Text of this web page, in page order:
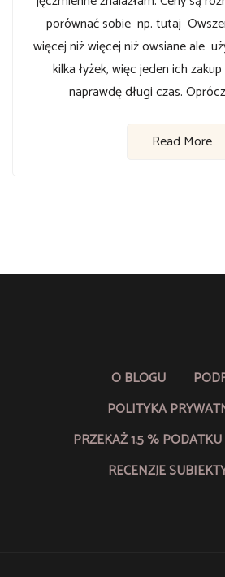
porównać sobie np. tutaj
więcej niż więcej niż owsiane ale
kilka łyżek, więc jeden ich
naprawdę długi czas.
Read More
O BLOGU
POLITYKA
PRZEKAŻ 1.5 %
RECENZJE